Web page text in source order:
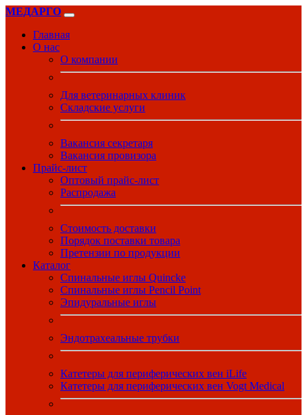
МЕДАРГО
Главная
О нас
О компании
Для ветеринарных клиник
Складские услуги
Вакансия секретаря
Вакансия провизора
Прайс-лист
Оптовый прайс-лист
Распродажа
Стоимость доставки
Порядок поставки товара
Претензии по продукции
Каталог
Спинальные иглы Quincke
Спинальные иглы Pencil Point
Эпидуральные иглы
Эндотрахеальные трубки
Катетеры для периферических вен iLife
Катетеры для периферических вен Vogt Medical